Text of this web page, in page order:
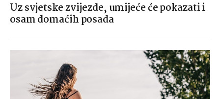
Uz svjetske zvijezde, umijeće će pokazati i
osam domaćih posada